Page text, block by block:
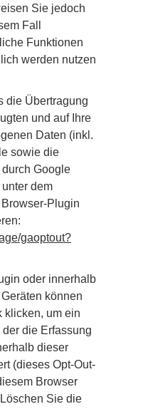
Sie jedoch
Fall
Funktionen
werden nutzen
die Übertragung
und auf Ihre
Daten (inkl.
sowie die
Google
dem
Plugin
gaoptout?
oder innerhalb
können
klicken, um ein
die Erfassung
dieser
(dieses Opt-Out-
Browser
Sie die